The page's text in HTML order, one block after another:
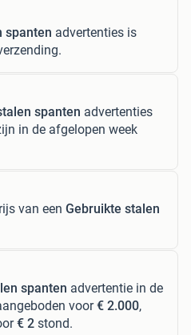
spanten advertenties is
spanten advertenties
in de afgelopen week
van een Gebruikte stalen
spanten advertentie in de
voor€ 2.000,
€ 2 stond.